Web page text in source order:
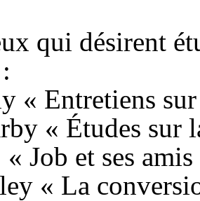
qui désirent
« Entretiens
« Études sur
Job et ses amis
« La